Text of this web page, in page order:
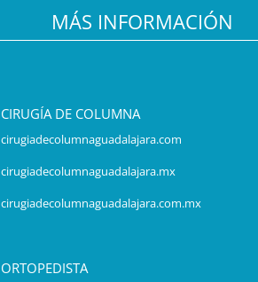
MÁS INFORMACIÓN
CIRUGÍA DE COLUMNA
cirugiadecolumnaguadalajara.com
cirugiadecolumnaguadalajara.mx
cirugiadecolumnaguadalajara.com.mx
ORTOPEDISTA